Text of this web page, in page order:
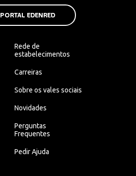
PORTAL EDENRED
Rede de
estabelecimentos
Carreiras
Sobre os vales sociais
Novidades
Perguntas
Frequentes
Pedir Ajuda